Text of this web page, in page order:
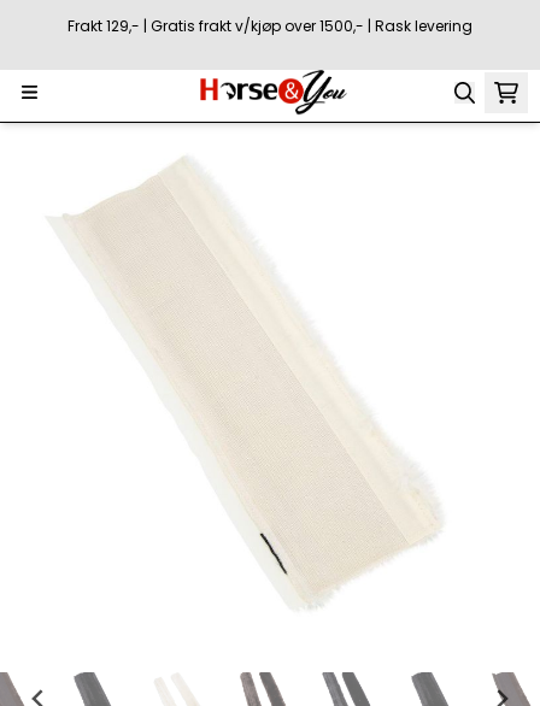
Hopp til innhold
Frakt 129,- | Gratis frakt v/kjøp over 1500,- | Rask levering